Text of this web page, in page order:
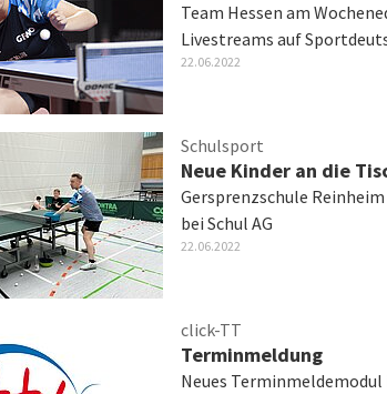
Team Hessen am
Livestreams auf
22.06.2022
Schulsport
Neue Kinder an die
Gersprenzschule
bei Schul AG
22.06.2022
click-TT
Terminmeldung
Neues